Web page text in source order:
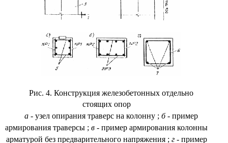
Рис. 4. Конструкция железобетонных отдельно
стоящих опор
а- узел опирания траверс на колонну ; б- пример
армирования траверсы ; в - пример армирования колонны
арматурой без предварительного напряжения ; г- пример